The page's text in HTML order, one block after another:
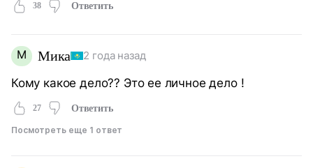
38 Ответить
М Мика 2 года назад
Кому какое дело?? Это ее личное дело !
27 Ответить
Посмотреть еще 1 ответ